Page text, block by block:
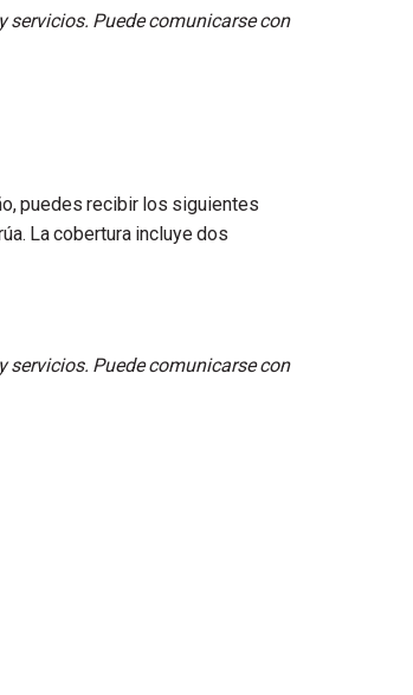
servicios. Puede comunicarse con
puedes recibir los siguientes
La cobertura incluye dos
servicios. Puede comunicarse con